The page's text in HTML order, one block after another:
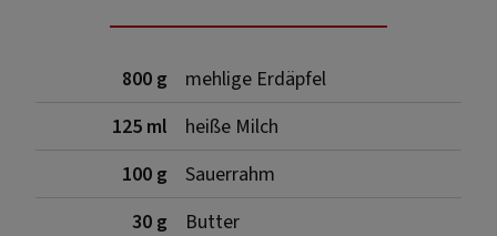
800 g
mehlige Erdäpfel
125 ml
heiße Milch
100 g
Sauerrahm
30 g
Butter